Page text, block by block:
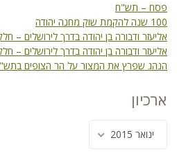
פסח – תש"ח
100 שנה להקמת שוק מחנה יהודה
אליעזר ודבורה בן יהודה בדרך לירושלים –
אליעזר ודבורה בן יהודה בדרך לירושלים –
הנהג שפרץ את המצור על הר הצופים
ארכיון
ינואר 2015